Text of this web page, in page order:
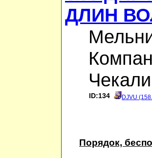
ДЛИН
ID:134 DJVU
Порядок,